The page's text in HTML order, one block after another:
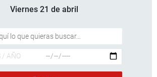
Viernes 21 de abril